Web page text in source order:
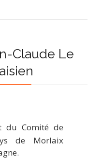
Claude Le
du Comité de
de Morlaix